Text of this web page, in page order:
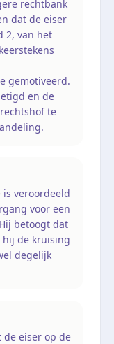
rechtbank
dat de eiser
2, van het
gemotiveerd.
en de
te
veroordeeld
voor een
betoogt dat
de kruising
degelijk
eiser op de